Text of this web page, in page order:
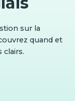
sur la
quand et
clairs.